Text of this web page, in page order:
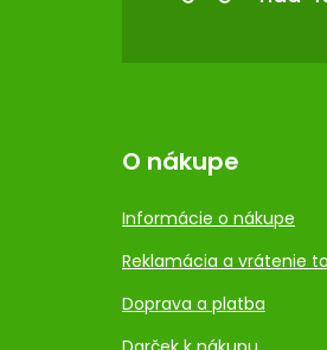
O nákupe
Informácie o nákupe
Reklamácia a vrátenie
Doprava a platba